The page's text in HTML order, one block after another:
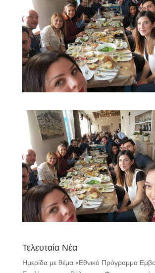
Τελευταία Νέα
Ημερίδα με θέμα «Εθνικό Πρόγραμμα